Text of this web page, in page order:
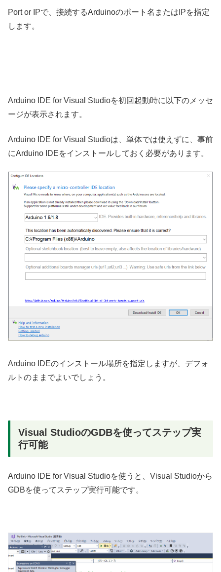
Port or IPで、接続するArduinoのポート名またはIPを指定
します。
Arduino IDE for Visual Studioを初回起動時に以下のメッセ
ージが表示されます。
Arduino IDE for Visual Studioは、単体では使えずに、事前
にArduino IDEをインストールしておく必要があります。
Arduino IDEのインストール場所を指定しますが、デフォ
ルトのままでよいでしょう。
Visual StudioのGDBを使ってステップ実
行可能
Arduino IDE for Visual Studioを使うと、Visual Studioから
GDBを使ってステップ実行可能です。